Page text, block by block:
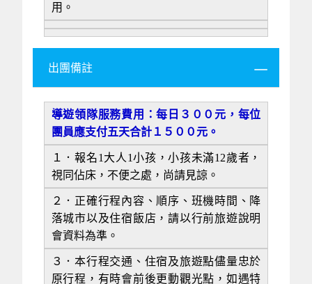
用。
出團備註
導遊領隊服務費用：每日３００元，每位
團員應支付五天合計１５００元。
１．報名1大人1小孩，小孩未滿12歲者，
視同佔床，不便之處，尚請見諒。
２． 正確行程內容、順序、班機時間、降
落城市以及住宿飯店，請以行前旅遊說明
會資料為準。
３．本行程交通、住宿及旅遊點儘量忠於
原行程，有時會前後更動觀光點，如遇特